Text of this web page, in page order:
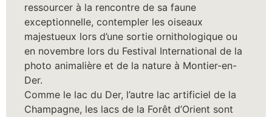
ressourcer à la rencontre de sa faune
exceptionnelle, contempler les oiseaux
majestueux lors d’une sortie ornithologique ou
en novembre lors du Festival International de la
photo animalière et de la nature à Montier-en-
Der.
Comme le lac du Der, l’autre lac artificiel de la
Champagne, les lacs de la Forêt d’Orient sont